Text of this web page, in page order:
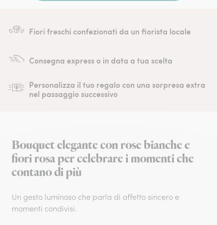
Fiori freschi confezionati da un fiorista locale
Consegna express o in data a tua scelta
Personalizza il tuo regalo con una sorpresa extra
nel passaggio successivo
Bouquet elegante con rose bianche e
fiori rosa per celebrare i momenti che
contano di più
Un gesto luminoso che parla di affetto sincero e
momenti condivisi.